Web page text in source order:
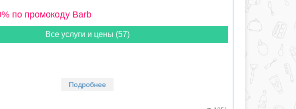
по промокоду Barb
Все услуги и цены (57)
Подробнее